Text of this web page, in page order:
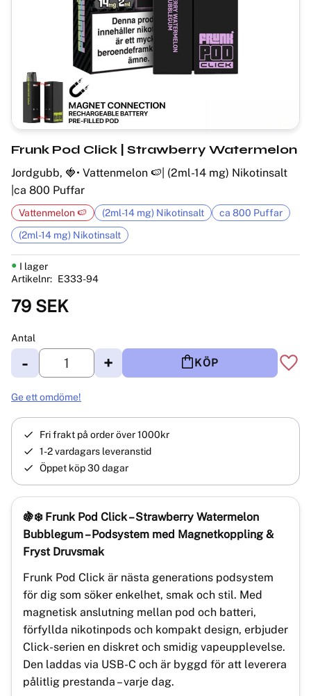
Frunk Pod Click | Strawberry Watermelon
Jordgubb, 🍓• Vattenmelon 🍉| (2ml-14 mg) Nikotinsalt
|ca 800 Puffar
79 SEK
Antal
+
- KÖP
I lager
Artikelnr
E333-94
Vattenmelon 🍉 (2ml-14 mg) Nikotinsalt
ca 800 Puffar
(2ml-14 mg) Nikotinsalt
Ge ett omdöme!
Fri frakt på order över 1000kr
1-2 vardagars leveranstid
Öppet köp 30 dagar
🍇❄️ Frunk Pod Click – Strawberry Watermelon
Bubblegum – Podsystem med Magnetkoppling &
Fryst Druvsmak
Frunk Pod Click är nästa generations podsystem
för dig som söker enkelhet, smak och stil. Med
magnetisk anslutning mellan pod och batteri,
förfyllda nikotinpods och kompakt design, erbjuder
Click-serien en diskret och smidig vapeupplevelse.
Den laddas via USB-C och är byggd för att leverera
pålitlig prestanda – varje dag.